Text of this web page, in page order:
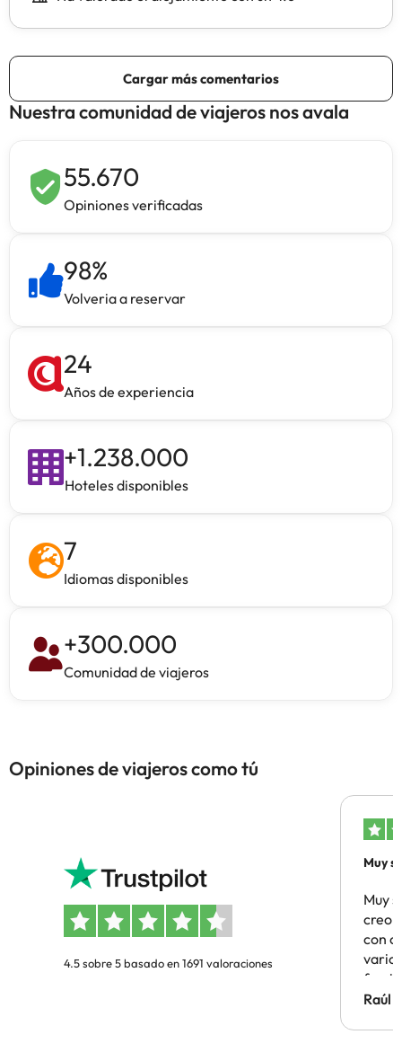
Nuestra comunidad de viajeros nos avala
55.670
Opiniones verificadas
98%
Volveria a reservar
24
Años de experiencia
+1.238.000
Hoteles disponibles
7
Idiomas disponibles
+300.000
Comunidad de viajeros
Opiniones de viajeros como tú
4.5 sobre 5 basado en 1691 valoraciones
Muy
Muy
creo
con
Hotel
Raúl